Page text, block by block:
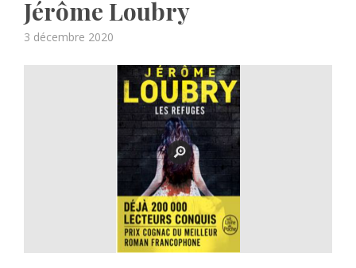
Jérôme Loubry
Posted
3 décembre 2020